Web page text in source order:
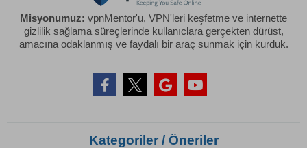
Misyonumuz: vpnMentor'u, VPN'leri keşfetme ve internette
gizlilik sağlama süreçlerinde kullanıclara gerçekten dürüst,
amacına odaklanmış ve faydalı bir araç sunmak için kurduk.
Kategoriler / Öneriler